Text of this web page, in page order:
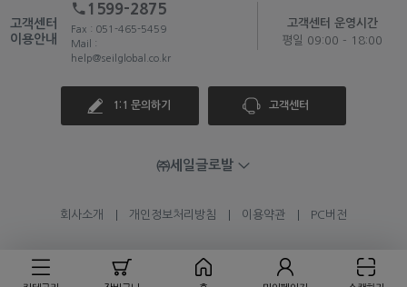
고객센터
이용안내
1599-2875
Fax : 051-465-5459
Mail :
help@seilglobal.co.kr
고객센터 운영시간
평일 09:00 - 18:00
1:1 문의하기 고객센터
㈜세일글로발
회사소개 개인정보처리방침 이용약관 PC버전